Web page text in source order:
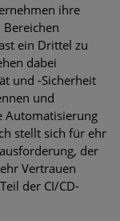
ihre
ein Drittel zu
dabei
und -Sicherheit
und
Automatisierung
stellt sich für ehr
der
Vertrauen
der CI/CD-